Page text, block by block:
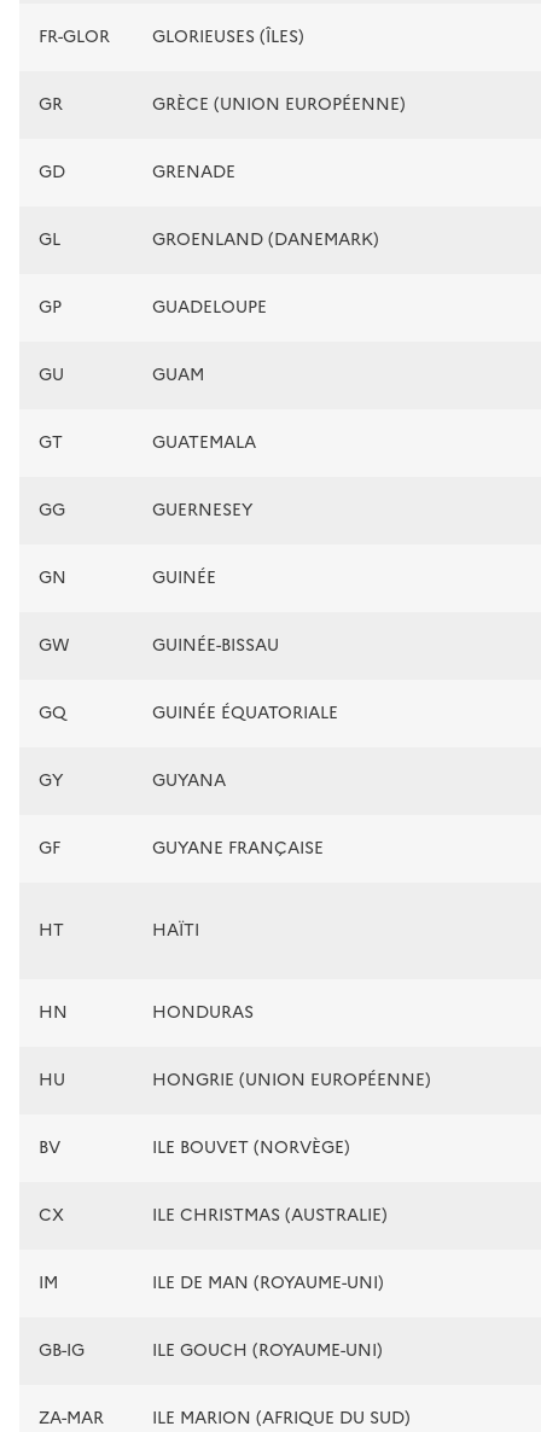
FR-GLOR GLORIEUSES (ÎLES)
GR GRÈCE (UNION EUROPÉENNE)
GD GRENADE
GL GROENLAND (DANEMARK)
GP GUADELOUPE
GU GUAM
GT GUATEMALA
GG GUERNESEY
GN GUINÉE
GW GUINÉE-BISSAU
GQ GUINÉE ÉQUATORIALE
GY GUYANA
GF GUYANE FRANÇAISE
HT HAÏTI
HN HONDURAS
HU HONGRIE (UNION EUROPÉENNE)
BV ILE BOUVET (NORVÈGE)
CX ILE CHRISTMAS (AUSTRALIE)
IM ILE DE MAN (ROYAUME-UNI)
GB-IG ILE GOUCH (ROYAUME-UNI)
ZA-MAR ILE MARION (AFRIQUE DU SUD)